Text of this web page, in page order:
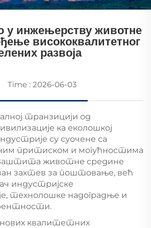
у инжењерству животне
висококвалитетног
развоја
Time : 2026-06-03
транзицији од
ка еколошкој
су суочене са
притиском и могућностима
животне средине
захтев за поштовање, већ
индустријске
технолошке надоградње и
квалитетних